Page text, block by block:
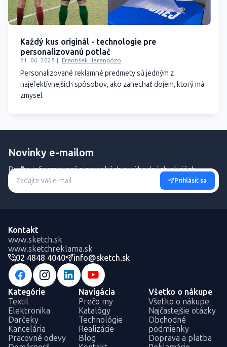
Každý kus originál - technologie pre
personalizovanú potlač
21. 06. 2025 František Harangózo
Personalizované reklamné predmety sú jedným z
najefektívnejších spôsobov, ako zanechať dojem, ktorý má
zmysel.
Novinky e-mailom
Buďte informovaní o novinkách a výhodných akciách.
Prihlásiť sa
Kontakt
www.sketch.sk
www.sketchreklama.sk
02 4848 4040
info@sketch.sk
Kategórie
Textil
Elektronika
Darčeky
Kancelária
Pracovné odevy
Navigácia
Prečo my
Katalógy
Technológie
Realizácie
Blog
Všetko o nákupe
Všetko o nákupe
Najčastejšie otázky
Obchodné
podmienky
Doprava a platba